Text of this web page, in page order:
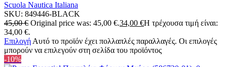
Scuola Nautica Italiana
SKU: 849446-BLACK
45,00€ Original price was: 45,00 €.34,00 €Η τρέχουσα τιμή είναι:
34,00 €.
Επιλογή Αυτό το προϊόν έχει πολλαπλές παραλλαγές. Οι επιλογές
μπορούν να επιλεγούν στη σελίδα του προϊόντος
-10%